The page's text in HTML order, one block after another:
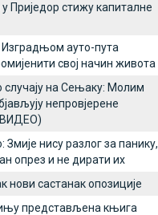
Приједор стижу капиталне
ауто-пута
свој начин живота
случају на Сењаку: Молим
непровјерене
Змије нису разлог за панику,
опрез и не дирати их
нови састанак опозиције
представљена књига